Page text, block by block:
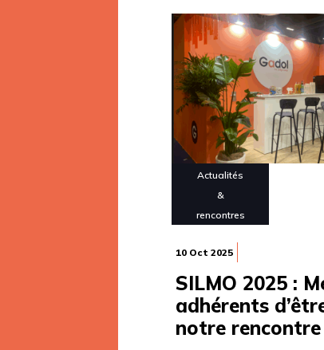
Actualités
&
rencontres
10 Oct 2025
SILMO 2025 :
adhérents
notre rencontre